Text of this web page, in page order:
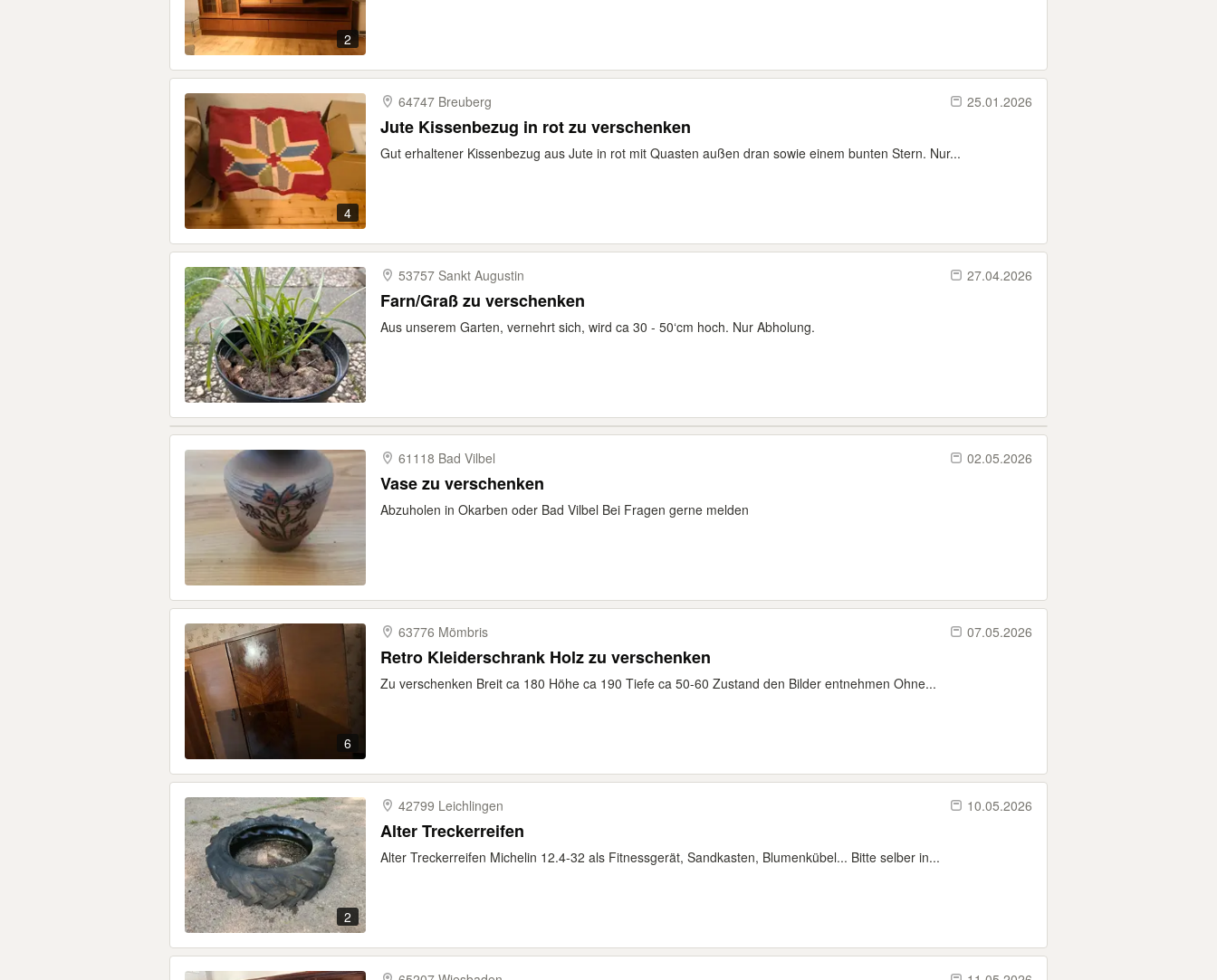
2
4
64747 Breuberg 25.01.2026
Jute Kissenbezug in rot zu verschenken
Gut erhaltener Kissenbezug aus Jute in rot mit Quasten außen dran sowie einem bunten Stern. Nur...
53757 Sankt Augustin 27.04.2026
Farn/Graß zu verschenken
Aus unserem Garten, vernehrt sich, wird ca 30 - 50‘cm hoch. Nur Abholung.
61118 Bad Vilbel 02.05.2026
Vase zu verschenken
Abzuholen in Okarben oder Bad Vilbel Bei Fragen gerne melden
6
63776 Mömbris 07.05.2026
Retro Kleiderschrank Holz zu verschenken
Zu verschenken Breit ca 180 Höhe ca 190 Tiefe ca 50-60 Zustand den Bilder entnehmen Ohne...
2
42799 Leichlingen 10.05.2026
Alter Treckerreifen
Alter Treckerreifen Michelin 12.4-32 als Fitnessgerät, Sandkasten, Blumenkübel... Bitte selber in...